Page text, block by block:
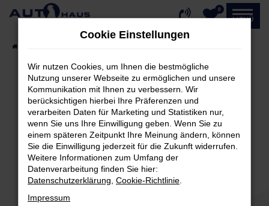
Zum
0
MENÜ
Fehler: Network Error
Beim Laden ist ein Fehler aufgetreten.
Hier sind ein paar Tipps, die dir helfen können:
Überprüfe deine Firewall und deine
Internetverbindung.
Laden andere Webseiten, zum Beispiel deine
Suchmaschine?
Cookie Einstellungen
Wir nutzen Cookies, um Ihnen die bestmögliche
Nutzung unserer Webseite zu ermöglichen und unsere
Kommunikation mit Ihnen zu verbessern. Wir
berücksichtigen hierbei Ihre Präferenzen und
verarbeiten Daten für Marketing und Statistiken nur,
wenn Sie uns Ihre Einwilligung geben. Wenn Sie zu
einem späteren Zeitpunkt Ihre Meinung ändern, können
Sie die Einwilligung jederzeit für die Zukunft widerrufen.
Weitere Informationen zum Umfang der
Datenverarbeitung finden Sie hier:
Datenschutzerklärung Cookie-Richtlinie
Impressum